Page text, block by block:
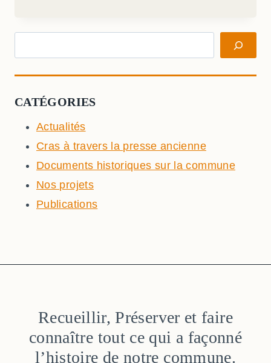
CATÉGORIES
Actualités
Cras à travers la presse ancienne
Documents historiques sur la commune
Nos projets
Publications
Recueillir, Préserver et faire
connaître tout ce qui a façonné
l’histoire de notre commune.